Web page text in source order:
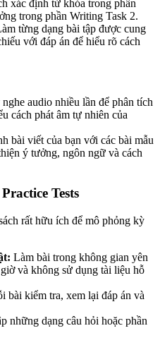
xác định từ khóa trong phần
trong phần Writing Task 2.
từng dạng bài tập được cung
với đáp án để hiểu rõ cách
audio nhiều lần để phân tích
cách phát âm tự nhiên của
bài viết của bạn với các bài mẫu
ý tưởng, ngôn ngữ và cách
Tests
rất hữu ích để mô phỏng kỳ
Làm bài trong không gian yên
và không sử dụng tài liệu hỗ
bài kiểm tra, xem lại đáp án và
những dạng câu hỏi hoặc phần